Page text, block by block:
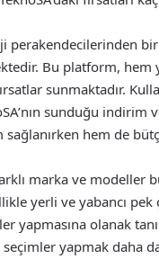
perakendecilerinden
Bu platform, hem
sunmaktadır.
sunduğu
hem de
marka ve modeller
yerli ve yabancı
yapmasına olanak
yapmak daha